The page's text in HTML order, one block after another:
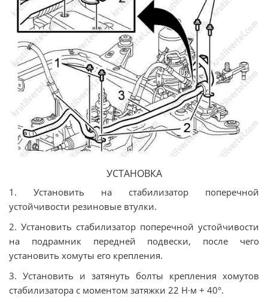
УСТАНОВКА
1. Установить на стабилизатор поперечной
устойчивости резиновые втулки.
2. Установить стабилизатор поперечной устойчивости
на подрамник передней подвески, после чего
установить хомуты его крепления.
3. Установить и затянуть болты крепления хомутов
стабилизатора с моментом затяжки 22 Н∙м + 40°.